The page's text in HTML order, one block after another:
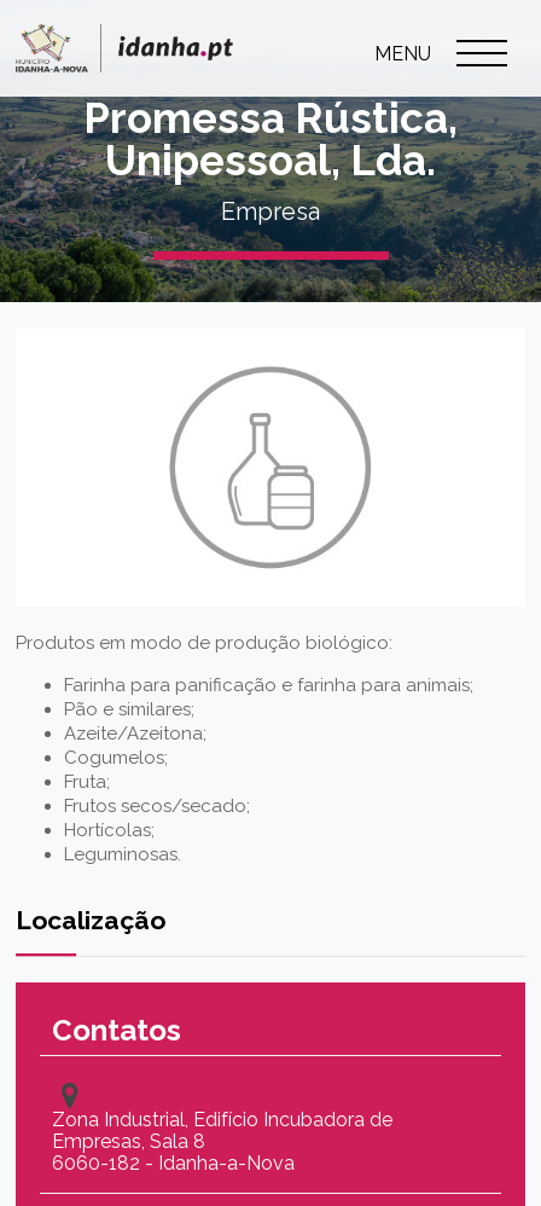
MENU
Promessa Rústica,
Unipessoal, Lda.
Empresa
Produtos em modo de produção biológico:
Farinha para panificação e farinha para animais;
Pão e similares;
Azeite/Azeitona;
Cogumelos;
Fruta;
Frutos secos/secado;
Hortícolas;
Leguminosas.
Localização
Contatos
Zona Industrial, Edifício Incubadora de
Empresas, Sala 8
6060-182 - Idanha-a-Nova